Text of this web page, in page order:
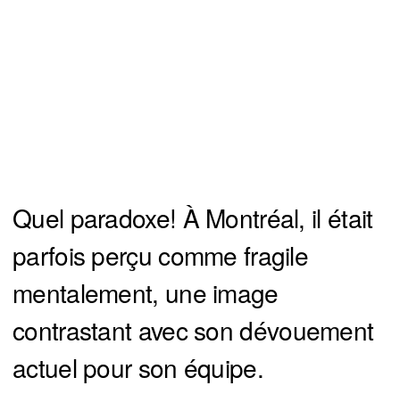
Quel paradoxe! À Montréal, il était
parfois perçu comme fragile
mentalement, une image
contrastant avec son dévouement
actuel pour son équipe.